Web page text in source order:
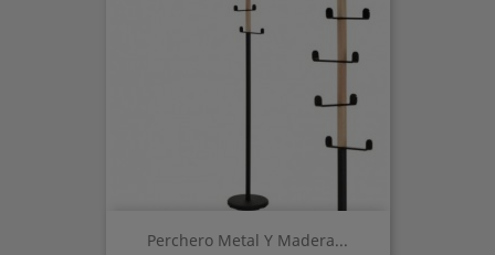
Perchero Metal Y Madera...